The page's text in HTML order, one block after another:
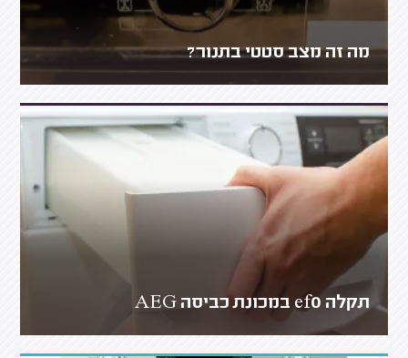
מה זה מצב סטטי בתנור?
תקלה ef0 במכונת כביסה AEG